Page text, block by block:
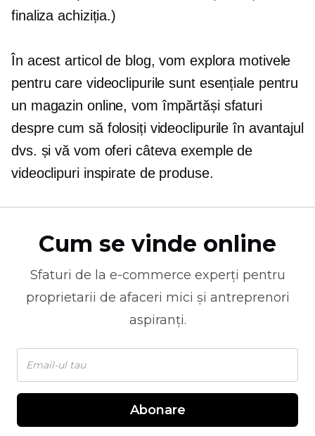
finaliza achiziția.)
În acest articol de blog, vom explora motivele
pentru care videoclipurile sunt esențiale pentru
un magazin online, vom împărtăși sfaturi
despre cum să folosiți videoclipurile în avantajul
dvs. și vă vom oferi câteva exemple de
videoclipuri inspirate de produse.
Cum se vinde online
Sfaturi de la e-commerce experți pentru
proprietarii de afaceri mici și antreprenori
aspiranți.
Abonare